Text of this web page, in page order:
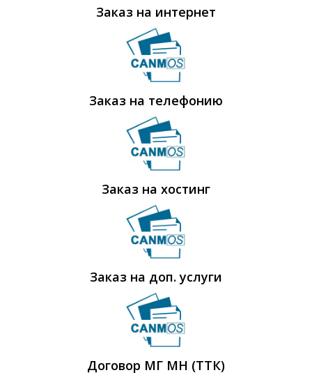
Заказ на интернет
Заказ на телефонию
Заказ на хостинг
Заказ на доп. услуги
Договор МГ МН (ТТК)